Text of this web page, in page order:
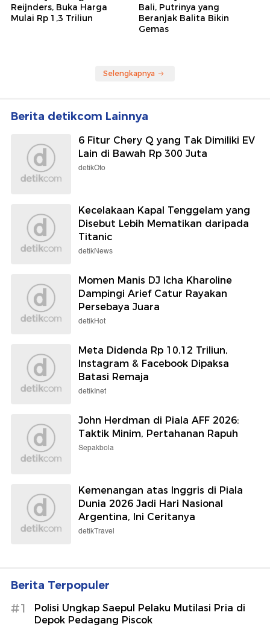
Reijnders, Buka Harga
Mulai Rp 1,3 Triliun
Bali, Putrinya yang
Beranjak Balita Bikin
Gemas
Selengkapnya
Berita detikcom Lainnya
6 Fitur Chery Q yang Tak Dimiliki EV
Lain di Bawah Rp 300 Juta
detikOto
Kecelakaan Kapal Tenggelam yang
Disebut Lebih Mematikan daripada
Titanic
detikNews
Momen Manis DJ Icha Kharoline
Dampingi Arief Catur Rayakan
Persebaya Juara
detikHot
Meta Didenda Rp 10,12 Triliun,
Instagram & Facebook Dipaksa
Batasi Remaja
detikInet
John Herdman di Piala AFF 2026:
Taktik Minim, Pertahanan Rapuh
Sepakbola
Kemenangan atas Inggris di Piala
Dunia 2026 Jadi Hari Nasional
Argentina, Ini Ceritanya
detikTravel
Berita Terpopuler
#1
Polisi Ungkap Saepul Pelaku Mutilasi Pria di
Depok Pedagang Piscok